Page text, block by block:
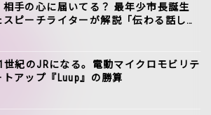
相手の心に届いてる？ 最年少市長誕生
スピーチライターが解説「伝わる話し
キ
世紀のJRになる。電動マイクロモビリテ
トアップ『Luup』の勝算